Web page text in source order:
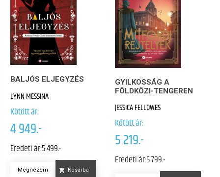
BALJÓS ELJEGYZÉS
LYNN MESSINA
Kötött ár:
4 949.-
Eredeti ár:5 499.-
Megnézem Kosárba
GYILKOSSÁG A
FÖLDKÖZI-TENGEREN
JESSICA FELLOWES
Kötött ár:
5 219.-
Eredeti ár:5 799.-